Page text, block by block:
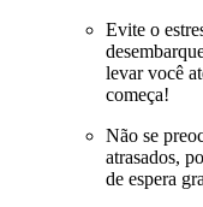
Evite o
levar você
começa!
Não se
atrasados,
de espera